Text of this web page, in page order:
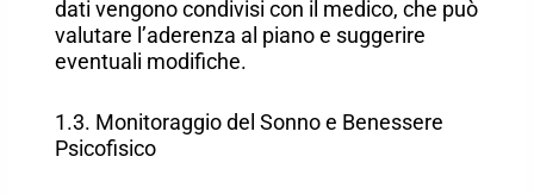
dati vengono condivisi con il medico, che può
valutare l’aderenza al piano e suggerire
eventuali modifiche.
1.3. Monitoraggio del Sonno e Benessere
Psicofisico